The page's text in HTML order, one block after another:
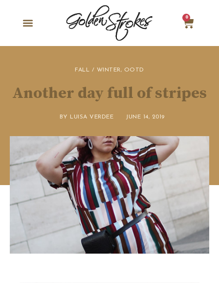
0
FALL / WINTER, OOTD
Another day full of stripes
BY LUISA VERDEE JUNE 14, 2019